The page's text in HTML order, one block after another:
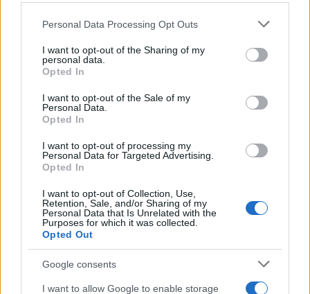
Please note that this website/app uses one or more Google
not limited to your visit or usage behaviour. You may click to
grant or deny consent to Google and its third-party tags to
use your data for below specified purposes in below Google
consent section.
Personal Data Processing Opt Outs
I want to opt-out of the Sharing of my
personal data.
Opted In
I want to opt-out of the Sale of my
Personal Data.
Opted In
I want to opt-out of processing my
Personal Data for Targeted Advertising.
Opted In
I want to opt-out of Collection, Use,
Retention, Sale, and/or Sharing of my
Personal Data that Is Unrelated with the
Purposes for which it was collected.
Opted Out
Google consents
I want to allow Google to enable storage
nonno gli avrebbe chiesto che cazzo ci faceva”
Stop ai cantieri privati a Olbia, nuove regole
anche a San Pantaleo
carabinieri
Auto prende fuoco sulla strada statale 125 a
Olbia, cosa è successo
Incidente sulla 125 a Olbia, due auto coinvolte:
danni ingenti